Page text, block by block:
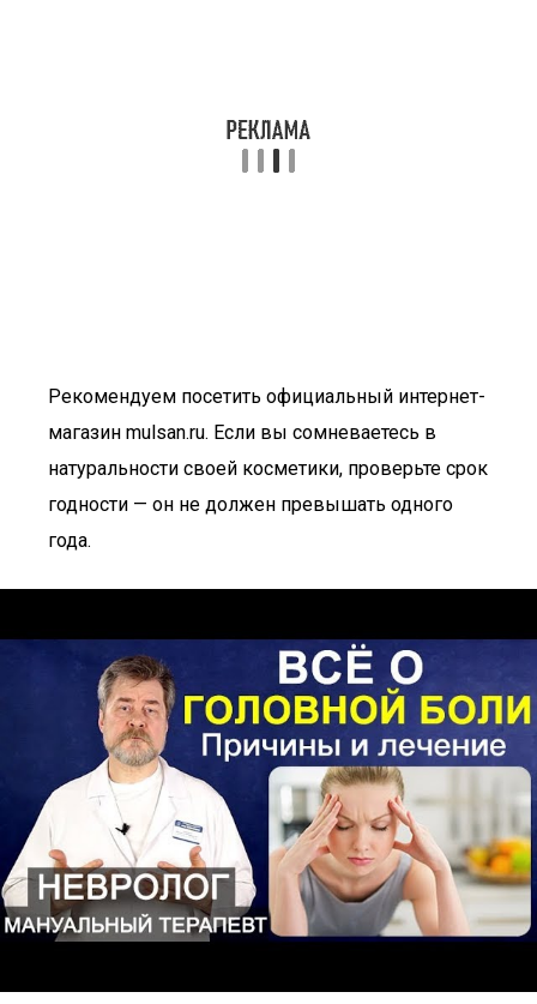
Рекомендуем посетить официальный интернет-
магазин mulsan.ru. Если вы сомневаетесь в
натуральности своей косметики, проверьте срок
годности — он не должен превышать одного
года.